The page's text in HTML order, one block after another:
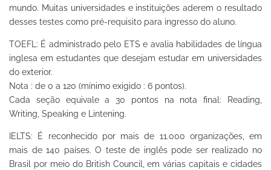
mundo. Muitas universidades e instituições aderem o resultado
desses testes como pré-requisito para ingresso do aluno.
TOEFL: É administrado pelo ETS e avalia habilidades de língua
inglesa em estudantes que desejam estudar em universidades
do exterior.
Nota : de 0 a 120 (mínimo exigido : 6 pontos).
Cada seção equivale a 30 pontos na nota final: Reading,
Writing, Speaking e Lintening.
IELTS: É reconhecido por mais de 11.000 organizações, em
mais de 140 países. O teste de inglês pode ser realizado no
Brasil por meio do British Council, em várias capitais e cidades